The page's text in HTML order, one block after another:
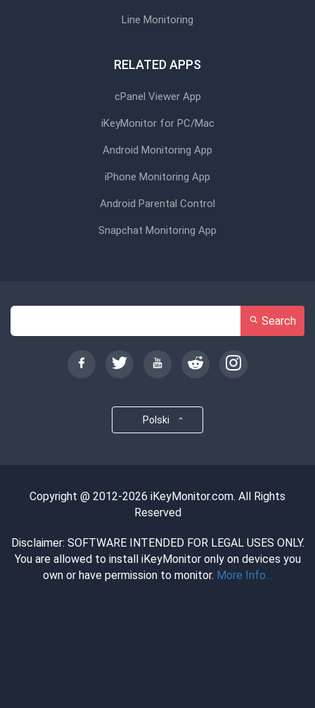
Line Monitoring
RELATED APPS
cPanel Viewer App
iKeyMonitor for PC/Mac
Android Monitoring App
iPhone Monitoring App
Android Parental Control
Snapchat Monitoring App
Search
Polski
Copyright @ 2012-2026 iKeyMonitor.com. All Rights
Reserved
Disclaimer: SOFTWARE INTENDED FOR LEGAL USES ONLY.
You are allowed to install iKeyMonitor only on devices you
own or have permission to monitor. More Info...